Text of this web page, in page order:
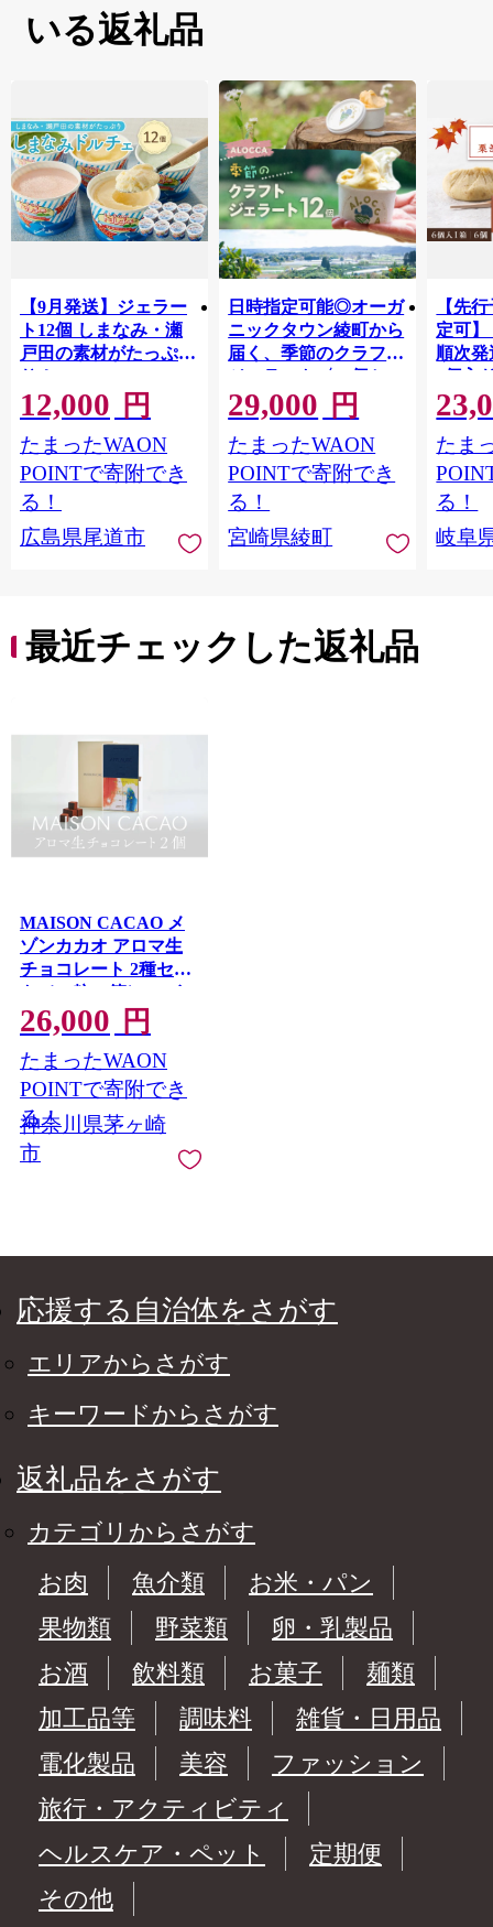
いる返礼品
【9月発送】ジェラー
ト12個 しまなみ・瀬
戸田の素材がたっぷ
り！
12,000 円
たまったWAON
POINTで寄附でき
る！
広島県尾道市
日時指定可能◎オーガ
ニックタウン綾町から
届く、季節のクラフト
ジェラート〈12個セッ
ト〉_A0093-003
29,000 円
たまったWAON
POINTで寄附でき
る！
宮崎県綾町
【先
定可】
順次
6個入
種 / 栗
んとん
栗 く
イーツ
羹 老
セット
限定
たま
る！
岐阜
最近チェックした返礼品
MAISON CACAO メ
ゾンカカオ アロマ生
チョコレート 2種セッ
ト（16粒×2箱） ハイ
カカオ パッションフ
ルーツ ギフトボック
ス入 冷凍配送 神奈川
県 茅ヶ崎市
26,000 円
たまったWAON
POINTで寄附でき
る！
神奈川県茅ヶ崎
市
応援する自治体をさがす
エリアからさがす
キーワードからさがす
返礼品をさがす
カテゴリからさがす
お肉
魚介類
お米・パン
果物類
野菜類
卵・乳製品
お酒
飲料類 お菓子
麺類
加工品等
調味料
雑貨・日用品
電化製品
美容
ファッション
旅行・アクティビティ
ヘルスケア・ペット
定期便
その他